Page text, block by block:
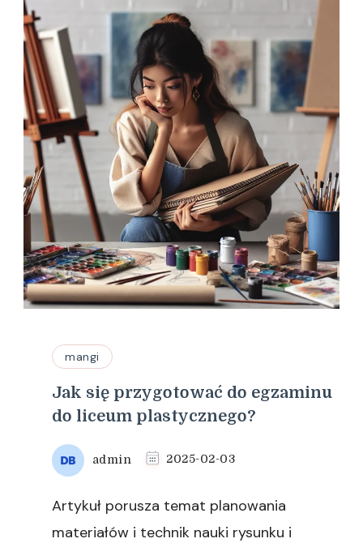
mangi
Jak się przygotować do egzaminu
do liceum plastycznego?
admin 2025-02-03
Artykuł porusza temat planowania
materiałów i technik nauki rysunku i